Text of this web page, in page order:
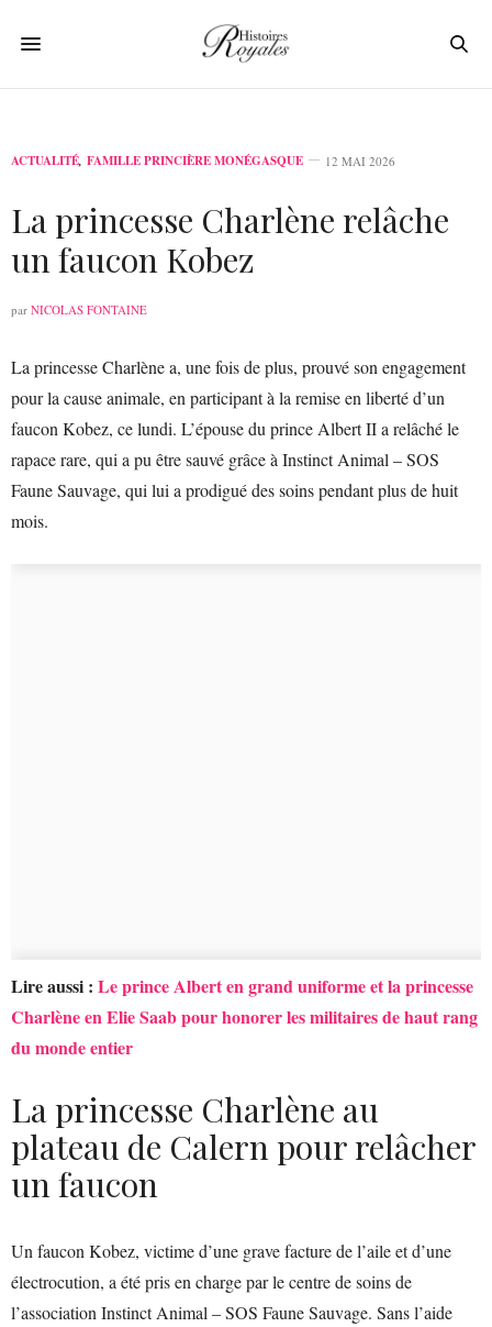
ACTUALITÉ, FAMILLE PRINCIÈRE MONÉGASQUE 12 MAI 2026
La princesse Charlène relâche
un faucon Kobez
par NICOLAS FONTAINE
La princesse Charlène a, une fois de plus, prouvé son engagement
pour la cause animale, en participant à la remise en liberté d’un
faucon Kobez, ce lundi. L’épouse du prince Albert II a relâché le
rapace rare, qui a pu être sauvé grâce à Instinct Animal – SOS
Faune Sauvage, qui lui a prodigué des soins pendant plus de huit
mois.
Lire aussi : Le prince Albert en grand uniforme et la princesse
Charlène en Elie Saab pour honorer les militaires de haut rang
du monde entier
La princesse Charlène au
plateau de Calern pour relâcher
un faucon
Un faucon Kobez, victime d’une grave facture de l’aile et d’une
électrocution, a été pris en charge par le centre de soins de
l’association Instinct Animal – SOS Faune Sauvage. Sans l’aide